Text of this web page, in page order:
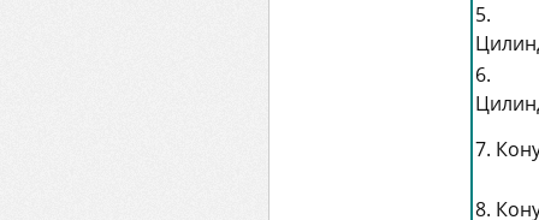
5.
6.
7.
8.